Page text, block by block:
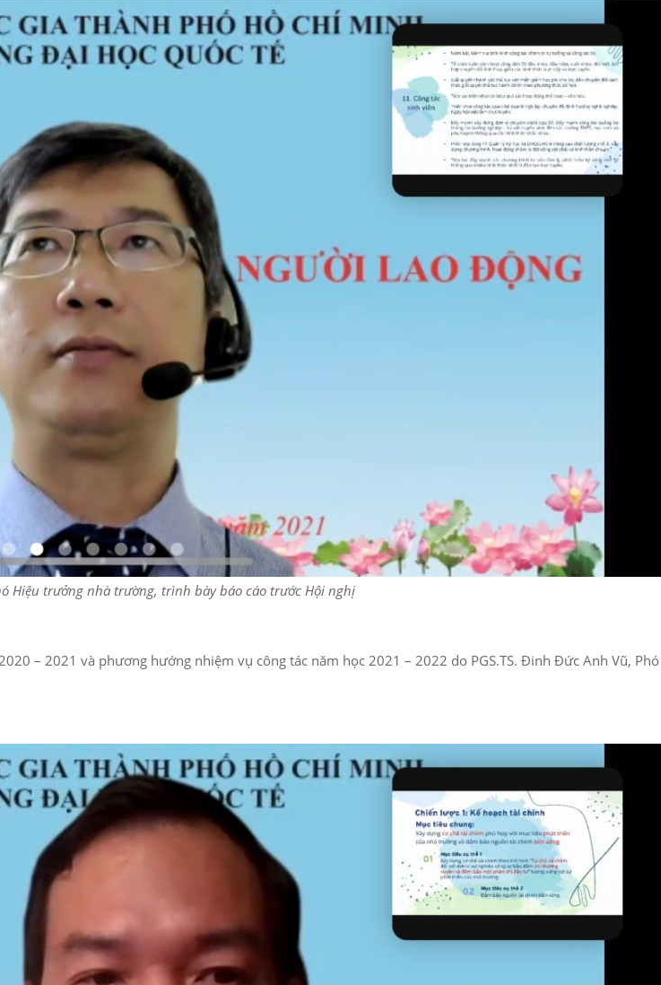
Hiệu trưởng nhà trường, trình bày báo cáo trước Hội nghị
– 2021 và phương hướng nhiệm vụ công tác năm học 2021 – 2022 do PGS.TS. Đinh Đức Anh Vũ,